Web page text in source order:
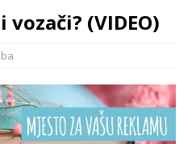
(VIDEO)